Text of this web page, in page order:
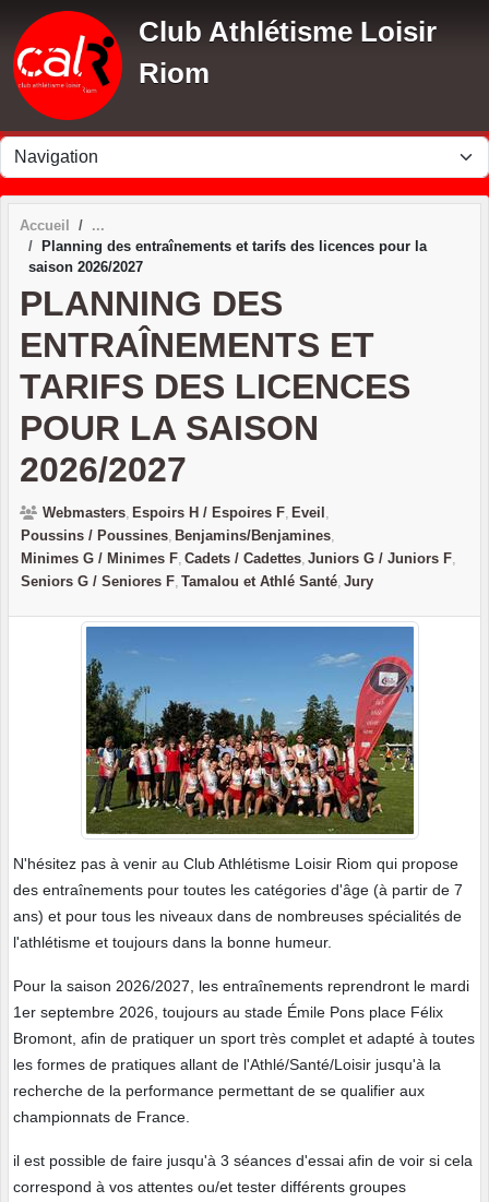
Club Athlétisme Loisir
Riom
Accueil
Planning des entraînements et tarifs des licences pour la
saison 2026/2027
PLANNING DES
ENTRAÎNEMENTS ET
TARIFS DES LICENCES
POUR LA SAISON
2026/2027
Webmasters Espoirs H / Espoires F Eveil
Poussins / Poussines Benjamins/Benjamines
Minimes G / Minimes F Cadets / Cadettes Juniors G / Juniors F
Seniors G / Seniores F Tamalou et Athlé Santé Jury
N'hésitez pas à venir au Club Athlétisme Loisir Riom qui propose
des entraînements pour toutes les catégories d'âge (à partir de 7
ans) et pour tous les niveaux dans de nombreuses spécialités de
l'athlétisme et toujours dans la bonne humeur.
Pour la saison 2026/2027, les entraînements reprendront le mardi
1er septembre 2026, toujours au stade Émile Pons place Félix
Bromont, afin de pratiquer un sport très complet et adapté à toutes
les formes de pratiques allant de l'Athlé/Santé/Loisir jusqu'à la
recherche de la performance permettant de se qualifier aux
championnats de France.
il est possible de faire jusqu'à 3 séances d'essai afin de voir si cela
correspond à vos attentes ou/et tester différents groupes
Panneau de gestion des cookies